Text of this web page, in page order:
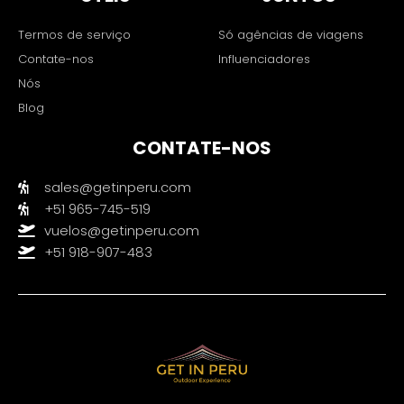
Termos de serviço
Contate-nos
Nós
Blog
Só agências de viagens
Influenciadores
CONTATE-NOS
sales@getinperu.com
+51 965-745-519
vuelos@getinperu.com
+51 918-907-483